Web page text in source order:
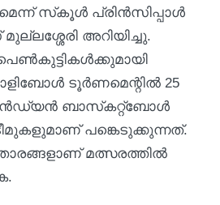
സ്‌കൂൾ പ്രിൻസിപ്പാൾ
അറിയിച്ചു.
ടൂർണമെന്റിൽ 25
ബാസ്‌കറ്റ്ബോൾ
പങ്കെടുക്കുന്നത്.
മത്സരത്തിൽ